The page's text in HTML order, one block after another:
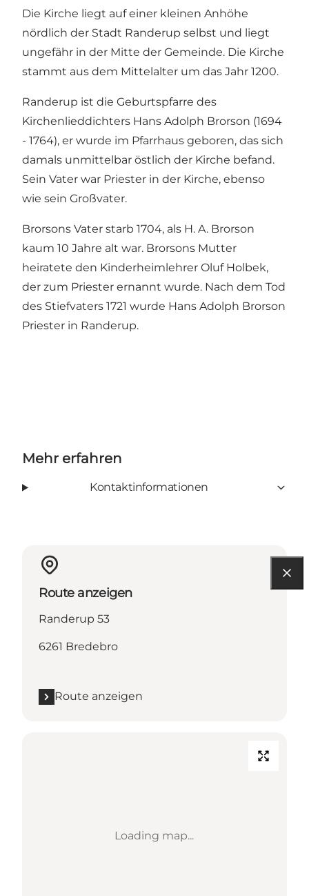
Die Kirche liegt auf einer kleinen Anhöhe
nördlich der Stadt Randerup selbst und liegt
ungefähr in der Mitte der Gemeinde. Die Kirche
stammt aus dem Mittelalter um das Jahr 1200.
Randerup ist die Geburtspfarre des
Kirchenlieddichters Hans Adolph Brorson (1694
- 1764), er wurde im Pfarrhaus geboren, das sich
damals unmittelbar östlich der Kirche befand.
Sein Vater war Priester in der Kirche, ebenso
wie sein Großvater.
Brorsons Vater starb 1704, als H. A. Brorson
kaum 10 Jahre alt war. Brorsons Mutter
heiratete den Kinderheimlehrer Oluf Holbek,
der zum Priester ernannt wurde. Nach dem Tod
des Stiefvaters 1721 wurde Hans Adolph Brorson
Priester in Randerup.
Mehr erfahren
Kontaktinformationen
Route anzeigen
Randerup 53
6261 Bredebro
Route anzeigen
Loading map...